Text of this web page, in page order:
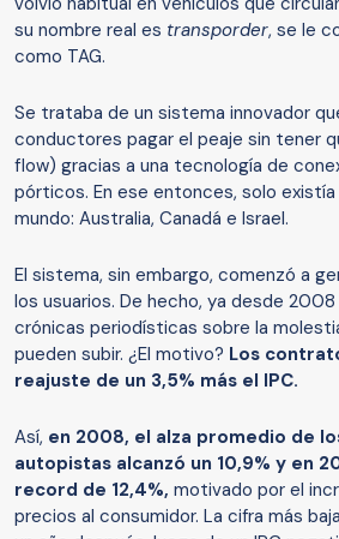
su nombre real es transporder, se le
como TAG.
Se trataba de un sistema innovador
conductores pagar el peaje sin tener
flow) gracias a una tecnología de
pórticos. En ese entonces, solo
mundo: Australia, Canadá e Israel.
El sistema, sin embargo, comenzó a
los usuarios. De hecho, ya desde
crónicas periodísticas sobre la
pueden subir. ¿El motivo? Los
reajuste de un 3,5% más el IPC.
Así, en 2008, el alza promedio de
autopistas alcanzó un 10,9% y en
record de 12,4%, motivado por el
precios al consumidor. La cifra más